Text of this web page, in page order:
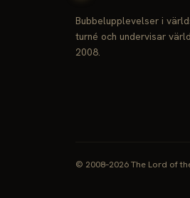
Bubbelupplevelser i
turné och undervisar
2008.
© 2008–2026 The Lord of